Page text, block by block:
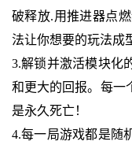
破释放.用推进器点
法让你想要的玩法成
3.解锁并激活模块化
和更大的回报。每一
是永久死亡！
4.每一局游戏都是随